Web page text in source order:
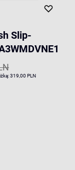
Slip-
319,00 PLN